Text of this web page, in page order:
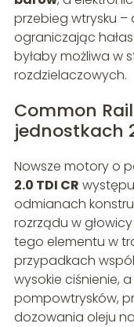
przebieg wtrysku –
ograniczając
byłaby możliwa w
rozdzielaczowych.
Common
jednostkach
Nowsze motory o
2.0 TDI CR
odmianach
rozrządu w
tego elementu w
przypadkach
wysokie ciśnienie,
pompowtrysków,
dozowania oleju